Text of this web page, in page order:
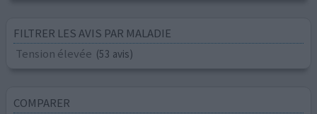
FILTRER LES AVIS PAR MALADIE
Tension élevée (53 avis)
COMPARER